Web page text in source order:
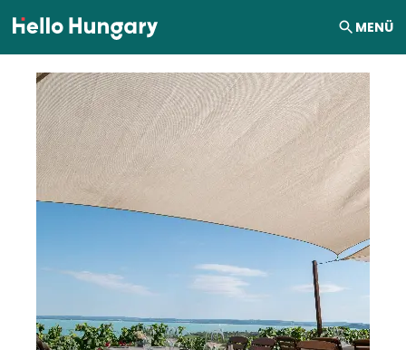
Ugrás a tartalomhoz MENÜ